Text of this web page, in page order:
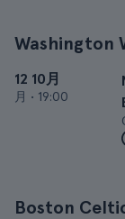
Washington
12 10月
月 • 19:00
Boston